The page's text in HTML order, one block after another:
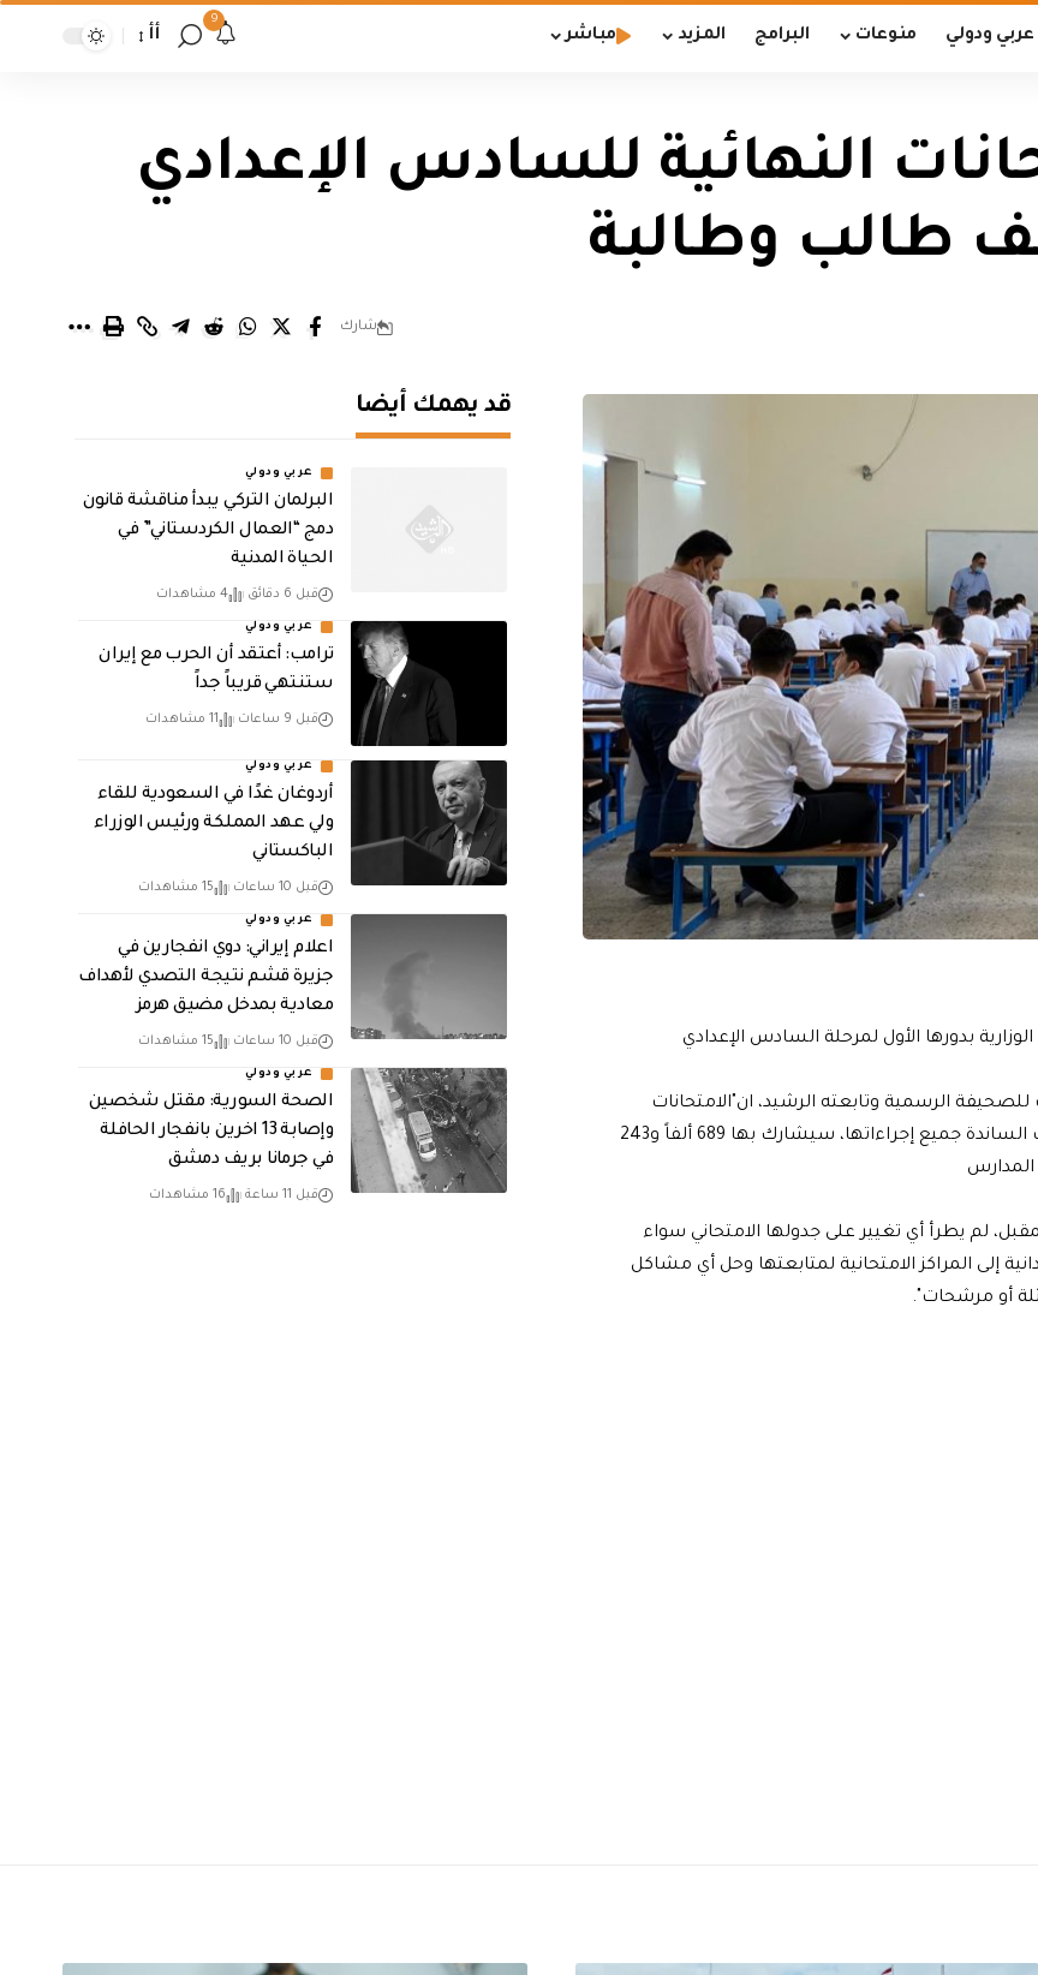
عربي ودولي منوعات البرامج المزيد مباشر
9
أأ
النهائية للسادس الإعدادي
شارك
بدورها الأول لمرحلة السادس الإعدادي
الرسمية وتابعته الرشيد، ان"الامتحانات
الوزارية التي أكملت وزارته بالتنسيق مع التعليم العالي والوزارات الساندة جميع إجراءاتها، سيشارك بها 689 ألفاً و243
لم يطرأ أي تغيير على جدولها الامتحاني سواء
إلى المراكز الامتحانية لمتابعتها وحل أي مشاكل
أو مرشحات".
قد يهمك أيضا
عربي ودولي
البرلمان التركي يبدأ مناقشة قانون
دمج “العمال الكردستاني” في
الحياة المدنية
قبل 6 دقائق 4 مشاهدات
عربي ودولي
‏ترامب: أعتقد أن الحرب مع إيران
ستنتهي قريباً جداً
قبل 9 ساعات 11 مشاهدات
عربي ودولي
أردوغان غدًا في السعودية للقاء
ولي عهد المملكة ورئيس الوزراء
الباكستاني
قبل 10 ساعات 15 مشاهدات
عربي ودولي
اعلام إيراني: دوي انفجارين في
جزيرة قشم نتيجة التصدي لأهداف
معادية بمدخل مضيق هرمز
قبل 10 ساعات 15 مشاهدات
عربي ودولي
الصحة السورية: مقتل شخصين
وإصابة 13 اخرين بانفجار الحافلة
في جرمانا بريف دمشق
قبل 11 ساعة 16 مشاهدات